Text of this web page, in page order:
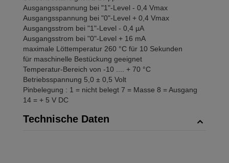
Ausgangsspannung bei "1"-Level - 0,4 Vmax
Ausgangsspannung bei "0"-Level + 0,4 Vmax
Ausgangsstrom bei "1"-Level - 0,4 µA
Ausgangsstrom bei "0"-Level + 16 mA
maximale Löttemperatur 260 °C für 10 Sekunden
für maschinelle Bestückung geeignet
Temperatur-Bereich von -10 .... + 70 °C
Betriebsspannung 5,0 ± 0,5 Volt
Pinbelegung : 1 = nicht belegt 7 = Masse 8 = Ausgang
14 = + 5 V DC
Technische Daten